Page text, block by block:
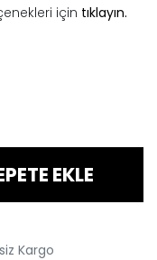
için tıklayın.
EKLE
Kargo